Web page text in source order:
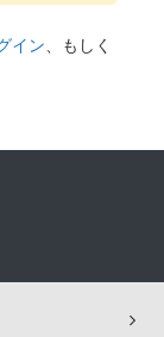
イン、もしく